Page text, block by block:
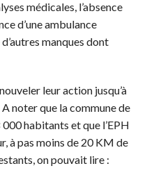
médicales, l’absence
d’une ambulance
manques dont
leur action jusqu’à
noter que la commune de
habitants et que l’EPH
à pas moins de 20 KM de
on pouvait lire :